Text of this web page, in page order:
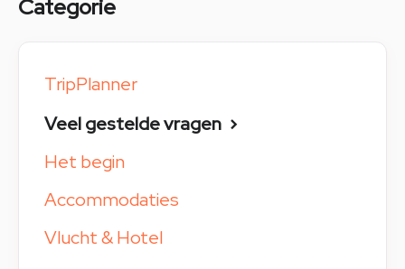
Categorie
TripPlanner
Veel gestelde vragen
Het begin
Accommodaties
Vlucht & Hotel